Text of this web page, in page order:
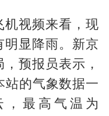
机视频来看，现
明显降雨。新京
预报员表示，
站的气象数据一
，最高气温为